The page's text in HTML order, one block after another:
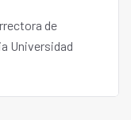
de
Universidad